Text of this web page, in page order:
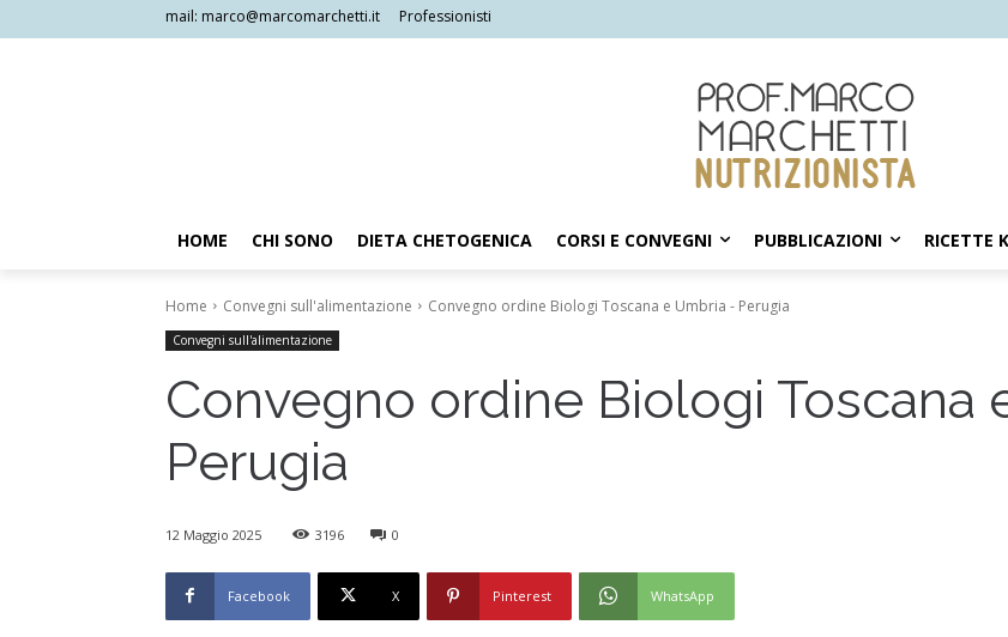
mail: marco@marcomarchetti.it Professionisti
HOME CHI SONO DIETA CHETOGENICA CORSI E CONVEGNI PUBBLICAZIONI RICETTE
Home Convegni sull'alimentazione Convegno ordine Biologi Toscana e Umbria - Perugia
Convegni sull'alimentazione
Convegno ordine Biologi Toscana
Perugia
12 Maggio 2025 3196 0
Facebook X Pinterest WhatsApp